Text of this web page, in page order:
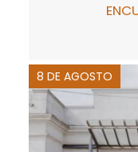
8 DE AGOSTO